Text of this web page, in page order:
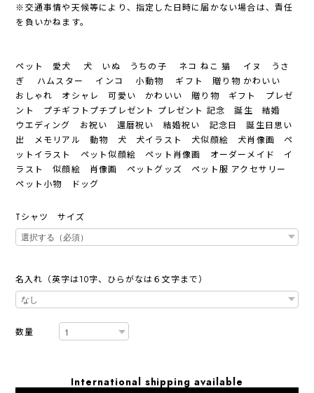
※交通事情や天候等により、指定した日時に届かない場合は、責任
を負いかねます。
ペット 愛犬 犬 いぬ うちの子 ネコ ねこ 猫 イヌ うさ
ぎ ハムスター インコ 小動物 ギフト 贈り物 かわいい
おしゃれ オシャレ 可愛い かわいい 贈り物 ギフト プレゼ
ント プチギフトプチプレゼント プレゼント 記念 誕生 結婚
ウエディング お祝い 還暦祝い 結婚祝い 記念日 誕生日思い
出 メモリアル 動物 犬 犬イラスト 犬似顔絵 犬肖像画 ペ
ットイラスト ペット似顔絵 ペット肖像画 オーダーメイド イ
ラスト 似顔絵 肖像画 ペットグッズ ペット服 アクセサリー
ペット小物 ドッグ
Tシャツ サイズ
名入れ（英字は10字、ひらがなは６文字まで）
数量
International shipping available